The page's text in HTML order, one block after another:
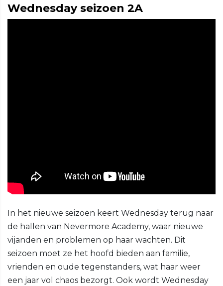
Wednesday seizoen 2A
In het nieuwe seizoen keert Wednesday terug naar
de hallen van Nevermore Academy, waar nieuwe
vijanden en problemen op haar wachten. Dit
seizoen moet ze het hoofd bieden aan familie,
vrienden en oude tegenstanders, wat haar weer
een jaar vol chaos bezorgt. Ook wordt Wednesday